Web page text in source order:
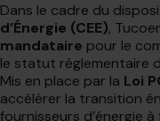
Dans le cadre du
d’Énergie (CEE),
mandataire pour le
le statut réglementaire
Mis en place par la Loi
accélérer la transition
fournisseurs d’énergie